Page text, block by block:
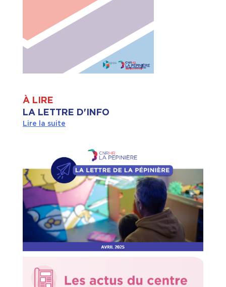
À LIRE
LA LETTRE D'INFO
Lire la suite